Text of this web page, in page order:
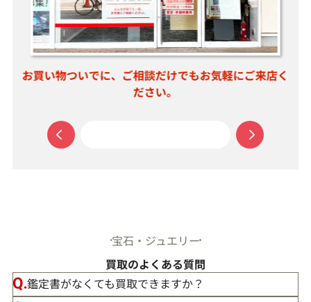
お買い物ついでに、ご相談だけでもお気軽にご来店く
ださい。
宝石・ジュエリー
買取のよくある質問
鑑定書がなくても買取できますか？